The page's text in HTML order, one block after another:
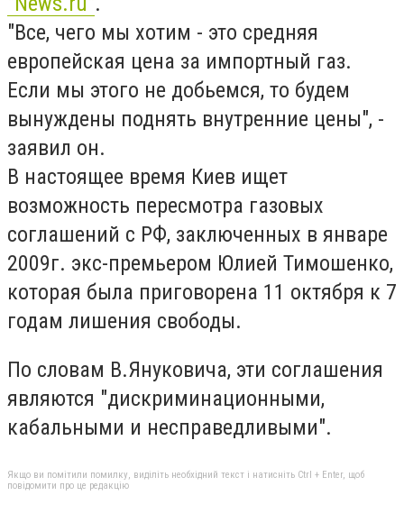
"Все, чего мы хотим - это средняя
европейская цена за импортный газ.
Если мы этого не добьемся, то будем
вынуждены поднять внутренние цены", -
заявил он.
В настоящее время Киев ищет
возможность пересмотра газовых
соглашений с РФ, заключенных в январе
2009г. экс-премьером Юлией Тимошенко,
которая была приговорена 11 октября к 7
годам лишения свободы.
По словам В.Януковича, эти соглашения
являются "дискриминационными,
кабальными и несправедливыми".
Якщо ви помітили помилку, виділіть необхідний текст і натисніть Ctrl + Enter, щоб
повідомити про це редакцію